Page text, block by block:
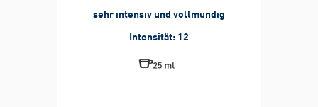
sehr intensiv und vollmundig
Intensität: 12